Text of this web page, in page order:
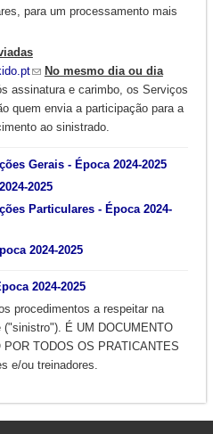
para um processamento mais
No mesmo dia ou dia
assinatura e carimbo, os Serviços
quem envia a participação para a
ao sinistrado.
Gerais - Época 2024-2025
2025
Particulares - Época 2024-
2024-2025
2024-2025
procedimentos a respeitar na
É UM DOCUMENTO
POR TODOS OS PRATICANTES
e/ou treinadores.